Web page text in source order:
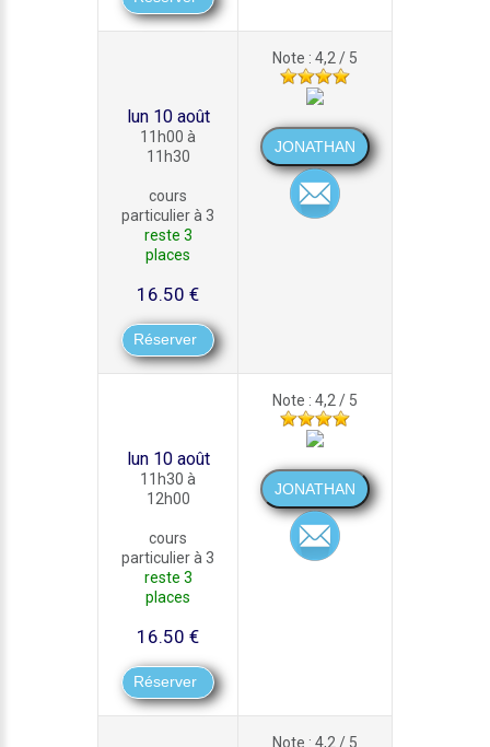
lun 10 août
11h00 à
11h30
cours
particulier à 3
reste 3
places
16.50 €
Note : 4,2 / 5
lun 10 août
11h30 à
12h00
cours
particulier à 3
reste 3
places
16.50 €
Note : 4,2 / 5
Note : 4,2 / 5